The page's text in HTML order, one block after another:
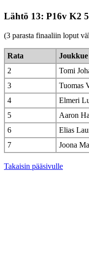
Lähtö 13: P16v K2
(3 parasta finaaliin loput
Rata Joukkue
2
Tomi
3
Tuomas
4
Elmeri
5
Aaron
6
Elias
7
Joona
Takaisin pääsivulle